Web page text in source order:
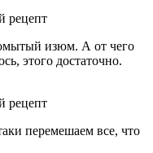
изюм. А от чего
этого достаточно.
перемешаем все, что